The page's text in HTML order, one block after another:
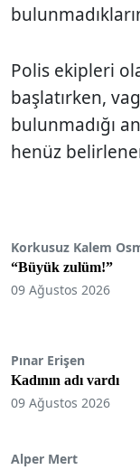
Polis ekipleri
başlatırken,
bulunmadığı
henüz
Korkusuz Kalem
“Büyük zulüm!”
09 Ağustos 2026
Pınar Erişen
Kadının adı vardı
09 Ağustos 2026
Alper Mert